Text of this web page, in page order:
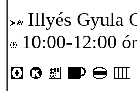
Illyés Gyula
10:00-12:00